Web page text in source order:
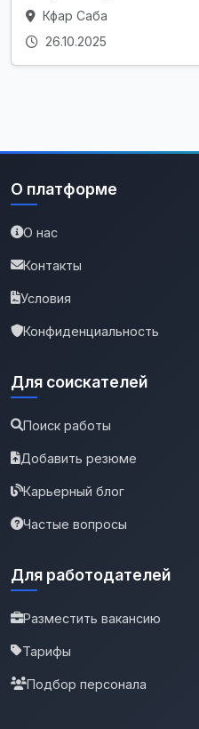
Кфар Саба
26.10.2025
О платформе
О нас
Контакты
Условия
Конфиденциальность
Для соискателей
Поиск работы
Добавить резюме
Карьерный блог
Частые вопросы
Для работодателей
Разместить вакансию
Тарифы
Подбор персонала